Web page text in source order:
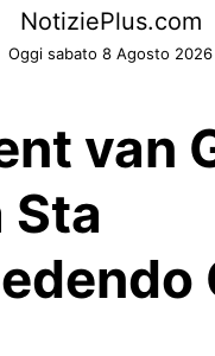
NotiziePlus.com
Oggi sabato 8 Agosto 2026
van
Sta